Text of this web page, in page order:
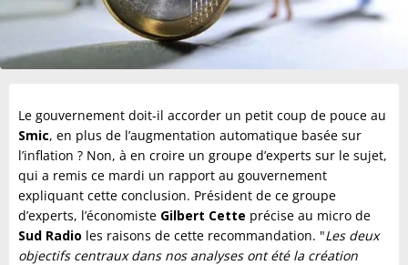
Le gouvernement doit-il accorder un petit coup de pouce au
Smic, en plus de l’augmentation automatique basée sur
l’inflation ? Non, à en croire un groupe d’experts sur le sujet,
qui a remis ce mardi un rapport au gouvernement
expliquant cette conclusion. Président de ce groupe
d’experts, l’économiste Gilbert Cette précise au micro de
Sud Radio les raisons de cette recommandation. "Les deux
objectifs centraux dans nos analyses ont été la création